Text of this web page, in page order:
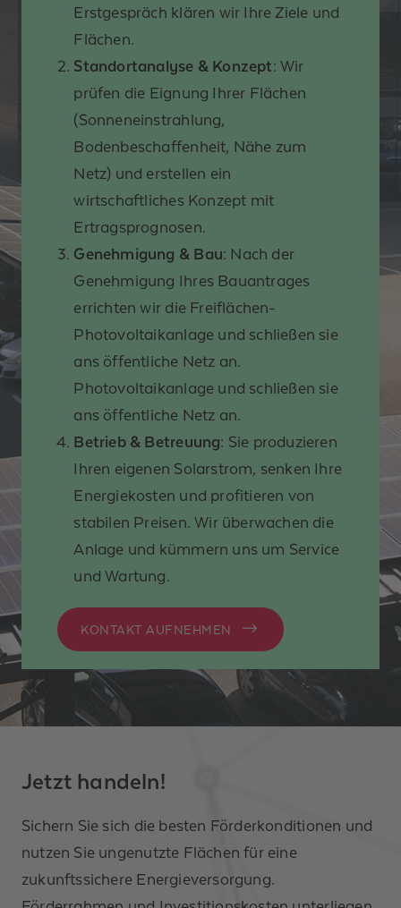
Erstgespräch klären wir Ihre Ziele und
Flächen.
Standortanalyse & Konzept: Wir
prüfen die Eignung Ihrer Flächen
(Sonneneinstrahlung,
Bodenbeschaffenheit, Nähe zum
Netz) und erstellen ein
wirtschaftliches Konzept mit
Ertragsprognosen.
Genehmigung & Bau: Nach der
Genehmigung Ihres Bauantrages
errichten wir die Freiflächen-
Photovoltaikanlage und schließen sie
ans öffentliche Netz an.
Photovoltaikanlage und schließen sie
ans öffentliche Netz an.
Betrieb & Betreuung: Sie produzieren
Ihren eigenen Solarstrom, senken Ihre
Energiekosten und profitieren von
stabilen Preisen. Wir überwachen die
Anlage und kümmern uns um Service
und Wartung.
KONTAKT AUFNEHMEN
Jetzt handeln!
Sichern Sie sich die besten Förderkonditionen und
nutzen Sie ungenutzte Flächen für eine
zukunftssichere Energieversorgung.